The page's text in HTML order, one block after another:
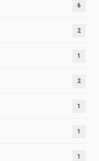
6
2
1
2
1
1
1